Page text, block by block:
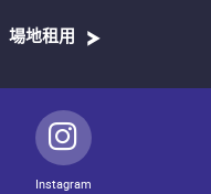
場地租用
Instagram